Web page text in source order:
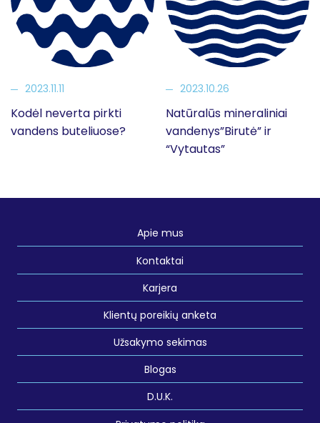
2023.11.11
Kodėl neverta pirkti
vandens buteliuose?
2023.10.26
Natūralūs mineraliniai
vandenys”Birutė” ir
“Vytautas”
Apie mus
Kontaktai
Karjera
Klientų poreikių anketa
Užsakymo sekimas
Blogas
D.U.K.